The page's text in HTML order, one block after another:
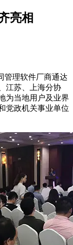
亮相
管理软件厂商通达
江苏、上海分协
为当地用户及业界
党政机关事业单位